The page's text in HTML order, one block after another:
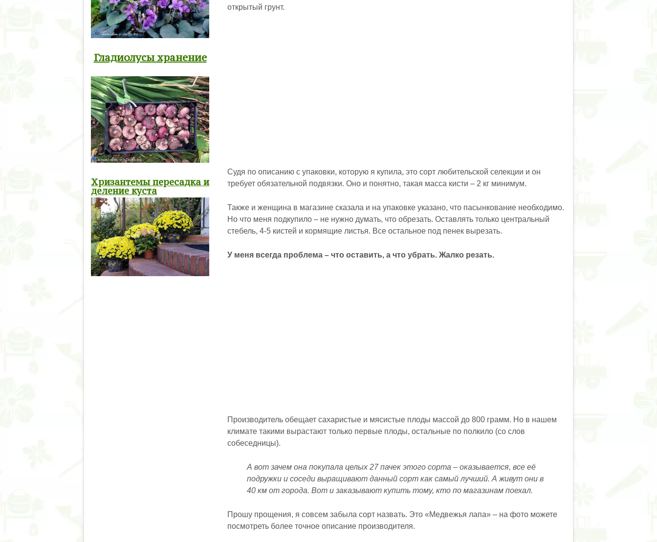
открытый грунт.
Судя по описанию с упаковки, которую я купила, это сорт любительской селекции и он
требует обязательной подвязки. Оно и понятно, такая масса кисти – 2 кг минимум.
Также и женщина в магазине сказала и на упаковке указано, что пасынкование необходимо.
Но что меня подкупило – не нужно думать, что обрезать. Оставлять только центральный
стебель, 4-5 кистей и кормящие листья. Все остальное под пенек вырезать.
У меня всегда проблема – что оставить, а что убрать. Жалко резать.
Производитель обещает сахаристые и мясистые плоды массой до 800 грамм. Но в нашем
климате такими вырастают только первые плоды, остальные по полкило (со слов
собеседницы).
А вот зачем она покупала целых 27 пачек этого сорта – оказывается, все её
подружки и соседи выращивают данный сорт как самый лучший. А живут они в
40 км от города. Вот и заказывают купить тому, кто по магазинам поехал.
Прошу прощения, я совсем забыла сорт назвать. Это «Медвежья лапа» – на фото можете
посмотреть более точное описание производителя.
Гладиолусы хранение
Хризантемы пересадка и
деление куста